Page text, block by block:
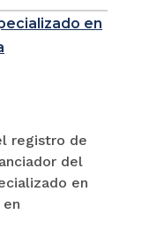
en
registro de
del
en